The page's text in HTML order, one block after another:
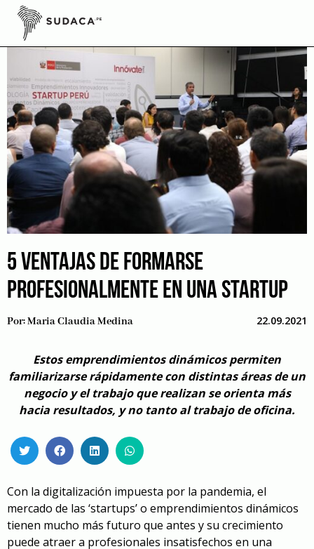
Skip
content
5 VENTAJAS DE FORMARSE
PROFESIONALMENTE EN UNA STARTUP
Por:Maria Claudia Medina 22.09.2021
Estos emprendimientos dinámicos permiten
familiarizarse rápidamente con distintas áreas de un
negocio y el trabajo que realizan se orienta más
hacia resultados, y no tanto al trabajo de oficina.
Con la digitalización impuesta por la pandemia, el
mercado de las ‘startups’ o emprendimientos dinámicos
tienen mucho más futuro que antes y su crecimiento
puede atraer a profesionales insatisfechos en una